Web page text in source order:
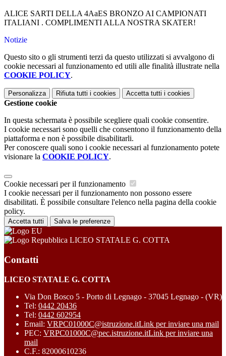
ALICE SARTI DELLA 4AaES BRONZO AI CAMPIONATI
ITALIANI . COMPLIMENTI ALLA NOSTRA SKATER!
Notizie
Questo sito o gli strumenti terzi da questo utilizzati si avvalgono di
cookie necessari al funzionamento ed utili alle finalità illustrate nella
COOKIE POLICY.
Personalizza Rifiuta tutti i cookies Accetta tutti i cookies
Gestione cookie
In questa schermata è possibile scegliere quali cookie consentire.
I cookie necessari sono quelli che consentono il funzionamento della
piattaforma e non è possibile disabilitarli.
Per conoscere quali sono i cookie necessari al funzionamento potete
visionare la COOKIE POLICY.
Cookie necessari per il funzionamento
I cookie necessari per il funzionamento non possono essere
disabilitati. È possibile consultare l'elenco nella pagina della cookie
policy.
Accetta tutti Salva le preferenze
LICEO STATALE G. COTTA
Contatti
LICEO STATALE G. COTTA
Via Don Bosco 5 - Porto di Legnago - 37045 Legnago - (VR)
Tel: 0442 20436
Tel: 0442 602954
Email: VRPC01000C@istruzione.itLink per inviare una mail
PEC: VRPC01000C@pec.istruzione.itLink per inviare una
mail
C.F.: 82000610236